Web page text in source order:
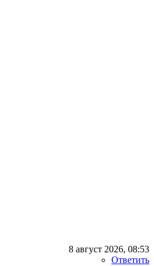
8 август 2026, 08:53
Ответить